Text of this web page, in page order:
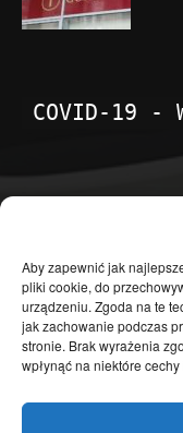
Aby zapewnić jak
pliki cookie, do
urządzeniu. Zgoda na te
jak zachowanie podczas
stronie. Brak wyrażenia
wpłynąć na niektóre
COVID-19 -
Temat dnia
Publicystyka
Polityka
Polska
Społeczeństwo